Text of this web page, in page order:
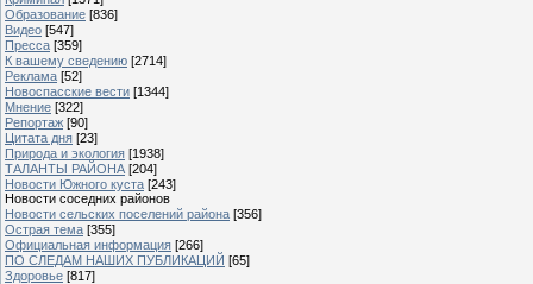
Образование [836]
Видео [547]
Пресса [359]
К вашему сведению [2714]
Реклама [52]
Новоспасские вести [1344]
Мнение [322]
Репортаж [90]
Цитата дня [23]
Природа и экология [1938]
ТАЛАНТЫ РАЙОНА [204]
Новости Южного куста [243]
Новости соседних районов
Новости сельских поселений района [356]
Острая тема [355]
Официальная информация [266]
ПО СЛЕДАМ НАШИХ ПУБЛИКАЦИЙ [65]
Здоровье [817]